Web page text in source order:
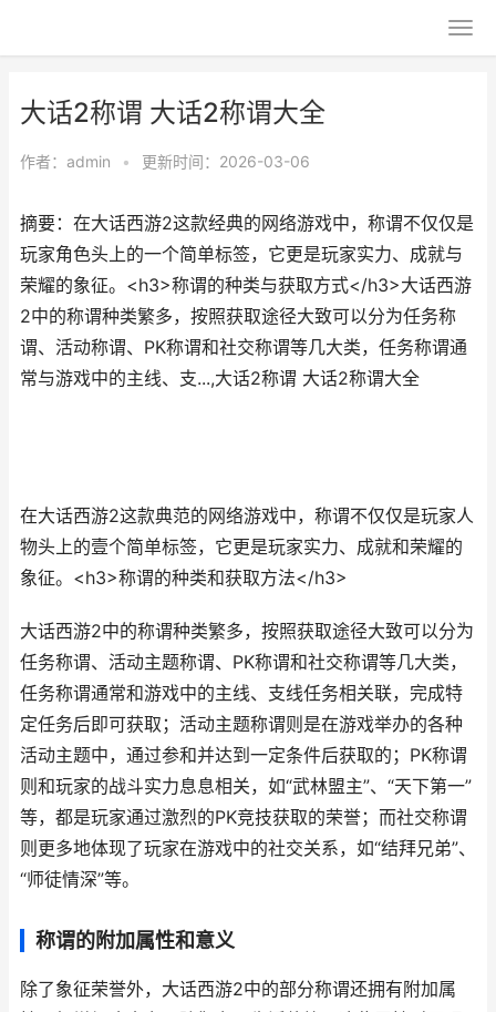
大话2称谓 大话2称谓大全
作者： admin • 更新时间：2026-03-06
摘要：在大话西游2这款经典的网络游戏中，称谓不仅仅是
玩家角色头上的一个简单标签，它更是玩家实力、成就与
荣耀的象征。<h3>称谓的种类与获取方式</h3>大话西游
2中的称谓种类繁多，按照获取途径大致可以分为任务称
谓、活动称谓、PK称谓和社交称谓等几大类，任务称谓通
常与游戏中的主线、支...,大话2称谓 大话2称谓大全
在大话西游2这款典范的网络游戏中，称谓不仅仅是玩家人
物头上的壹个简单标签，它更是玩家实力、成就和荣耀的
象征。<h3>称谓的种类和获取方法</h3>
大话西游2中的称谓种类繁多，按照获取途径大致可以分为
任务称谓、活动主题称谓、PK称谓和社交称谓等几大类，
任务称谓通常和游戏中的主线、支线任务相关联，完成特
定任务后即可获取；活动主题称谓则是在游戏举办的各种
活动主题中，通过参和并达到一定条件后获取的；PK称谓
则和玩家的战斗实力息息相关，如“武林盟主”、“天下第一”
等，都是玩家通过激烈的PK竞技获取的荣誉；而社交称谓
则更多地体现了玩家在游戏中的社交关系，如“结拜兄弟”、
“师徒情深”等。
称谓的附加属性和意义
除了象征荣誉外，大话西游2中的部分称谓还拥有附加属